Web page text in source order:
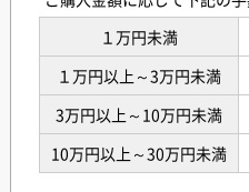
１万円未満
１万円以上～3万円未満
3万円以上～10万円未満
10万円以上～30万円未満